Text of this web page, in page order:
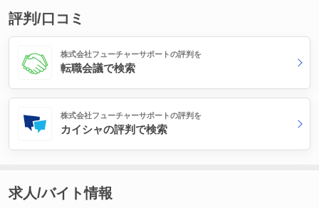
評判/口コミ
株式会社フューチャーサポートの評判を
転職会議で検索
株式会社フューチャーサポートの評判を
カイシャの評判で検索
求人/バイト情報